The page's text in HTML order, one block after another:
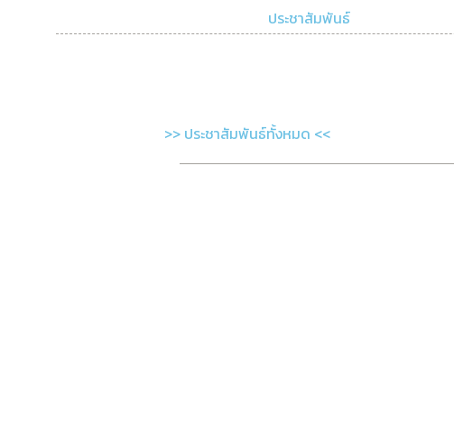
ประชาสัมพันธ์
>> ประชาสัมพันธ์ทั้งหมด <<